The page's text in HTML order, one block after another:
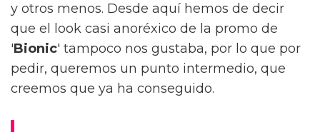
y otros menos. Desde aquí hemos de decir
que el look casi anoréxico de la promo de
'Bionic' tampoco nos gustaba, por lo que por
pedir, queremos un punto intermedio, que
creemos que ya ha conseguido.